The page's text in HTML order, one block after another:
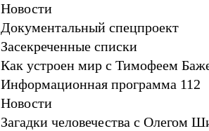
Новости
Документальный спецпроект
Засекреченные списки
Как устроен мир с Тимофеем
Информационная программа 112
Новости
Загадки человечества с Олегом